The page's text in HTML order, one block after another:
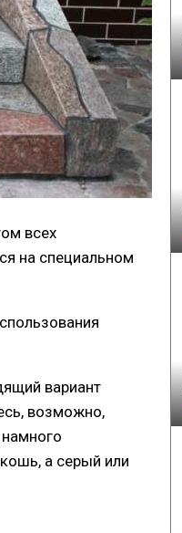
всех
на специальном
вариант
возможно,
а серый или